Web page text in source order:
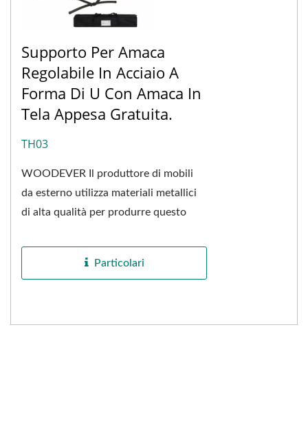
Supporto Per Amaca
Regolabile In Acciaio A
Forma Di U Con Amaca In
Tela Appesa Gratuita.
TH03
WOODEVER Il produttore di mobili
da esterno utilizza materiali metallici
di alta qualità per produrre questo
regolabile...
Particolari